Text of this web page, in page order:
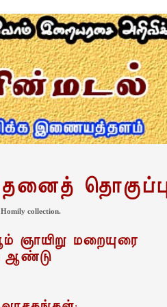
collection.
ஞாயிறு மறையுரை
ஆண்டு